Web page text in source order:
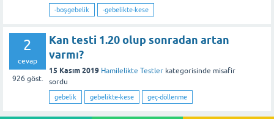
-boşgebelik -gebelikte-kese
2
cevap
926 göst.
Kan testi 1.20 olup sonradan artan
varmı?
15 Kasım 2019 Hamilelikte Testler kategorisinde misafir
sordu
gebelik gebelikte-kese geç-döllenme